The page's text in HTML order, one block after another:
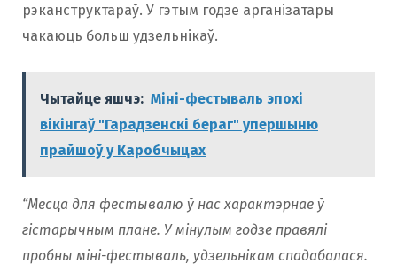
рэканструктараў. У гэтым годзе арганізатары
чакаюць больш удзельнікаў.
Чытайце яшчэ: Міні-фестываль эпохі
вікінгаў "Гарадзенскі бераг" упершыню
прайшоў у Каробчыцах
“Месца для фестывалю ў нас характэрнае ў
гістарычным плане. У мінулым годзе правялі
пробны міні-фестываль, удзельнікам спадабалася.